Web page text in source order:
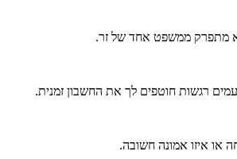
מתפרק ממשפט אחד של זר.
רגשות חוטפים לך את החשבון זמנית.
או איזו אמונה חשובה.